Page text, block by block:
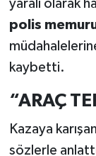
yaralı olarak
polis memuru
kaybetti.
“ARAÇ
Kazaya
sözlerle